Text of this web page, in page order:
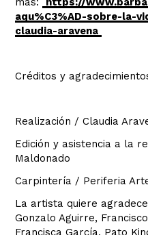
aqu%C3%AD-sobre-la-
claudia-aravena
Créditos y
Realización / Claudia
Edición y asistencia a la
Maldonado
Carpintería / Periferia
La artista quiere
Gonzalo Aguirre,
Francisca García, Pato